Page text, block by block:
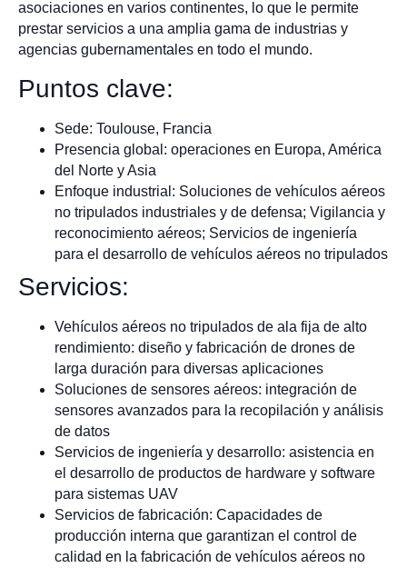
asociaciones en varios continentes, lo que le permite
prestar servicios a una amplia gama de industrias y
agencias gubernamentales en todo el mundo.
Puntos clave:
Sede: Toulouse, Francia
Presencia global: operaciones en Europa, América
del Norte y Asia
Enfoque industrial: Soluciones de vehículos aéreos
no tripulados industriales y de defensa; Vigilancia y
reconocimiento aéreos; Servicios de ingeniería
para el desarrollo de vehículos aéreos no tripulados
Servicios:
Vehículos aéreos no tripulados de ala fija de alto
rendimiento: diseño y fabricación de drones de
larga duración para diversas aplicaciones
Soluciones de sensores aéreos: integración de
sensores avanzados para la recopilación y análisis
de datos
Servicios de ingeniería y desarrollo: asistencia en
el desarrollo de productos de hardware y software
para sistemas UAV
Servicios de fabricación: Capacidades de
producción interna que garantizan el control de
calidad en la fabricación de vehículos aéreos no